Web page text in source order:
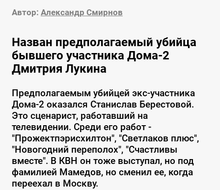
Автор: Александр Смирнов
Назван предполагаемый убийца
бывшего участника Дома-2
Дмитрия Лукина
Предполагаемым убийцей экс-участника
Дома-2 оказался Станислав Берестовой.
Это сценарист, работавший на
телевидении. Среди его работ -
"Прожектпэрисхилтон", "Светлаков плюс",
"Новогодний переполох", "Счастливы
вместе". В КВН он тоже выступал, но под
фамилией Мамедов, но сменил ее, когда
переехал в Москву.